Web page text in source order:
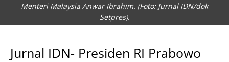
Menteri Malaysia Anwar Ibrahim. (Foto: Jurnal IDN/dok
Setpres).
Jurnal IDN- Presiden RI Prabowo